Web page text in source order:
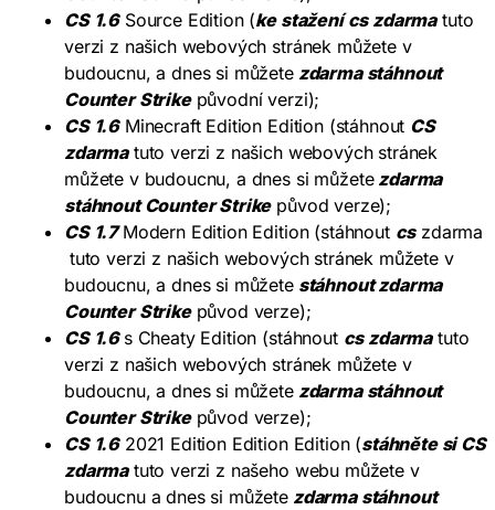
CS 1.6Source Edition (ke stažení cs zdarmatuto
verzi z našich webových stránek můžete v
budoucnu, a dnes si můžetezdarma stáhnout
Counter Strikepůvodní verzi);
CS 1.6Minecraft Edition Edition (stáhnout CS
zdarmatuto verzi z našich webových stránek
můžete v budoucnu, a dnes si můžetezdarma
stáhnout Counter Strikepůvod verze);
CS 1.7Modern Edition Edition (stáhnout cszdarma
tuto verzi z našich webových stránek můžete v
budoucnu, a dnes si můžetestáhnout zdarma
Counter Strikepůvod verze);
CS 1.6 s Cheaty Edition (stáhnout cs zdarmatuto
verzi z našich webových stránek můžete v
budoucnu, a dnes si můžetezdarma stáhnout
Counter Strikepůvod verze);
CS 1.62021 Edition Edition Edition (stáhněte si CS
zdarmatuto verzi z našeho webu můžete v
budoucnu a dnes si můžete zdarma stáhnout